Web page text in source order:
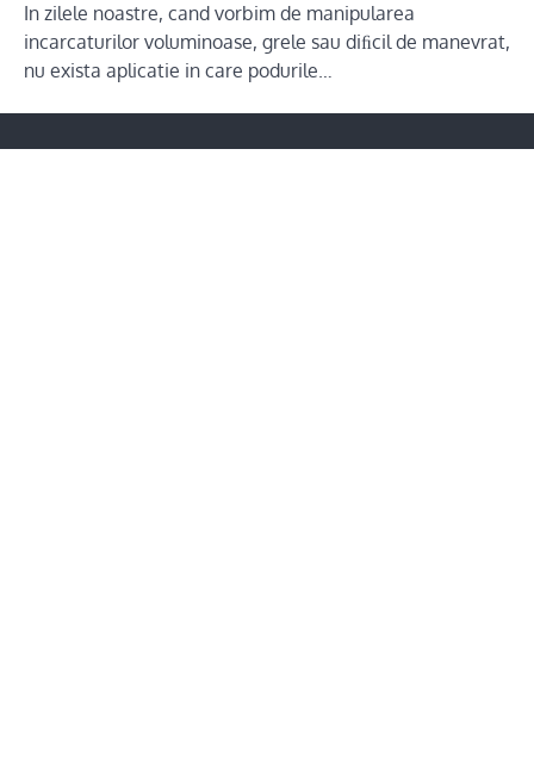
In zilele noastre, cand vorbim de manipularea
incarcaturilor voluminoase, grele sau diﬁcil de manevrat,
nu exista aplicatie in care podurile…